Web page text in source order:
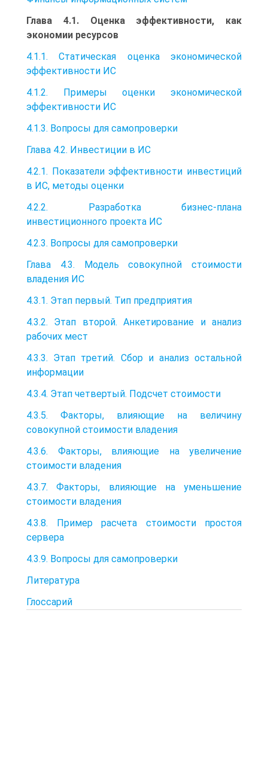
Глава 4.1. Оценка эффективности, как
экономии ресурсов
4.1.1. Статическая оценка экономической
эффективности ИС
4.1.2. Примеры оценки экономической
эффективности ИС
4.1.3. Вопросы для самопроверки
Глава 4.2. Инвестиции в ИС
4.2.1. Показатели эффективности инвестиций
в ИС, методы оценки
4.2.2. Разработка бизнес-плана
инвестиционного проекта ИС
4.2.3. Вопросы для самопроверки
Глава 4.3. Модель совокупной стоимости
владения ИС
4.3.1. Этап первый. Тип предприятия
4.3.2. Этап второй. Анкетирование и анализ
рабочих мест
4.3.3. Этап третий. Сбор и анализ остальной
информации
4.3.4. Этап четвертый. Подсчет стоимости
4.3.5. Факторы, влияющие на величину
совокупной стоимости владения
4.3.6. Факторы, влияющие на увеличение
стоимости владения
4.3.7. Факторы, влияющие на уменьшение
стоимости владения
4.3.8. Пример расчета стоимости простоя
сервера
4.3.9. Вопросы для самопроверки
Литература
Глоссарий